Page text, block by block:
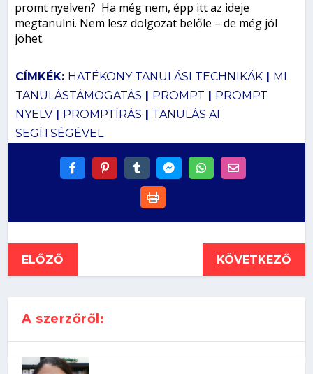
promt nyelven? Ha még nem, épp itt az ideje
megtanulni. Nem lesz dolgozat belőle – de még jól
jöhet.
CÍMKÉK: HATÉKONY TANULÁSI TECHNIKÁK| MI
TANULÁSTÁMOGATÁS | PROMPT | PROMPT
NYELV| PROMPTÍRÁS | TANULÁS AI
SEGÍTSÉGÉVEL
ELŐZŐ KÖVETKEZŐ
A szerzőről: